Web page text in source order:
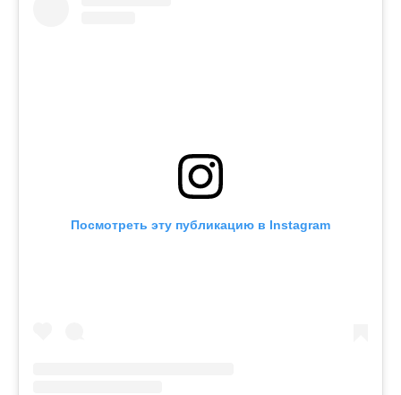
Посмотреть эту публикацию в Instagram